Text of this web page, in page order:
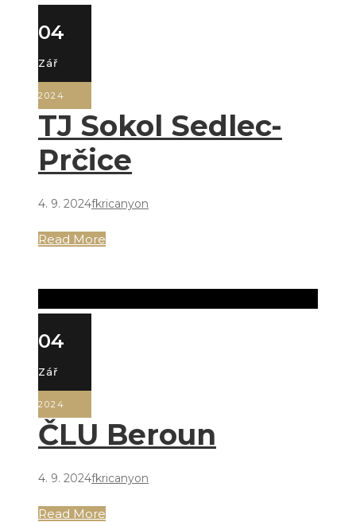
04
Zář
2024
TJ Sokol Sedlec-
Prčice
4. 9. 2024fkricanyon
Read More
04
Zář
2024
ČLU Beroun
4. 9. 2024fkricanyon
Read More